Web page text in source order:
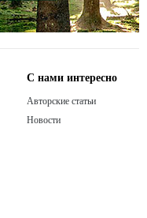
С нами интересно
Авторские статьи
Новости